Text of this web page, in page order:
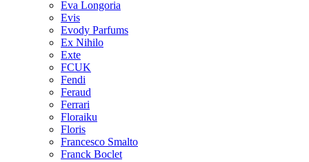
Eva Longoria
Evis
Evody Parfums
Ex Nihilo
Exte
FCUK
Fendi
Feraud
Ferrari
Floraiku
Floris
Francesco Smalto
Franck Boclet